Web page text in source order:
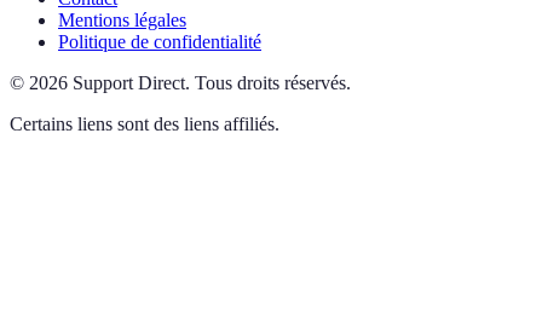
Mentions légales
Politique de confidentialité
© 2026 Support Direct. Tous droits réservés.
Certains liens sont des liens affiliés.